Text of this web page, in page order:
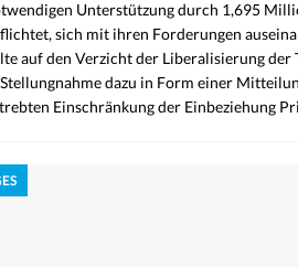
Unterstützung durch 1,695
sich mit ihren Forderungen
auf den Verzicht der Liberalisierung
dazu in Form einer
Einschränkung der Einbeziehung